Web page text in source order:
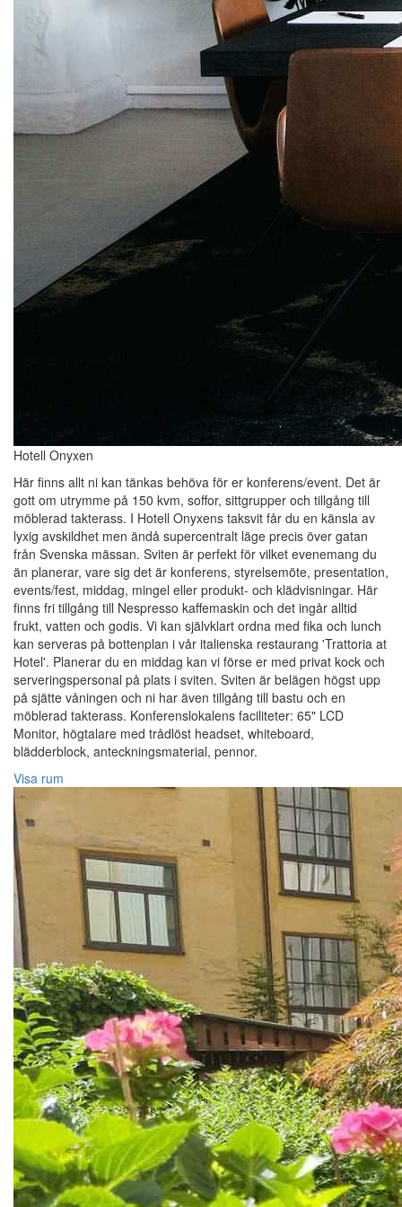
Hotell Onyxen
Här finns allt ni kan tänkas behöva för er konferens/event. Det är
gott om utrymme på 150 kvm, soffor, sittgrupper och tillgång till
möblerad takterass. I Hotell Onyxens taksvit får du en känsla av
lyxig avskildhet men ändå supercentralt läge precis över gatan
från Svenska mässan. Sviten är perfekt för vilket evenemang du
än planerar, vare sig det är konferens, styrelsemöte, presentation,
events/fest, middag, mingel eller produkt- och klädvisningar. Här
finns fri tillgång till Nespresso kaffemaskin och det ingår alltid
frukt, vatten och godis. Vi kan självklart ordna med fika och lunch
kan serveras på bottenplan i vår italienska restaurang 'Trattoria at
Hotel'. Planerar du en middag kan vi förse er med privat kock och
serveringspersonal på plats i sviten. Sviten är belägen högst upp
på sjätte våningen och ni har även tillgång till bastu och en
möblerad takterass. Konferenslokalens faciliteter: 65" LCD
Monitor, högtalare med trådlöst headset, whiteboard,
blädderblock, anteckningsmaterial, pennor.
Visa rum